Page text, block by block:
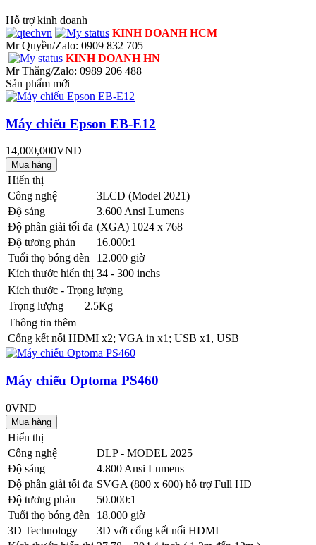
Hỗ trợ kinh doanh
KINH DOANH HCM
Mr Quyền/Zalo: 0909 832 705
KINH DOANH HN
Mr Thắng/Zalo: 0989 206 488
Sản phẩm mới
Máy chiếu Epson EB-E12
14,000,000VND
Hiển thị
Công nghệ
3LCD (Model 2021)
Độ sáng
3.600 Ansi Lumens
Độ phân giải tối đa (XGA) 1024 x 768
Độ tương phản
16.000:1
Tuổi thọ bóng đèn
12.000 giờ
Kích thước hiển thị 34 - 300 inchs
Kích thước - Trọng lượng
Trọng lượng
2.5Kg
Thông tin thêm
Cổng kết nối HDMI x2; VGA in x1; USB x1, USB
Máy chiếu Optoma PS460
0VND
Hiển thị
Công nghệ
DLP - MODEL 2025
Độ sáng
4.800 Ansi Lumens
Độ phân giải tối đa SVGA (800 x 600) hỗ trợ Full HD
Độ tương phản
50.000:1
Tuổi thọ bóng đèn
18.000 giờ
3D Technology
3D với cổng kết nối HDMI